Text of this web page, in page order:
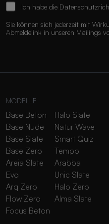
Ich habe die
Sie können sich jederzeit mit
Abmeldelink in unseren Mailings
MODELLE
Base Beton
Base Nude
Base Slate
Base Zero
Areia Slate
Evo
Arq Zero
Flow Zero
Focus Beton
Halo Slate
Natur Wave
Smart Quiz
Tempo
Arabba
Unic Slate
Halo Zero
Alma Slate